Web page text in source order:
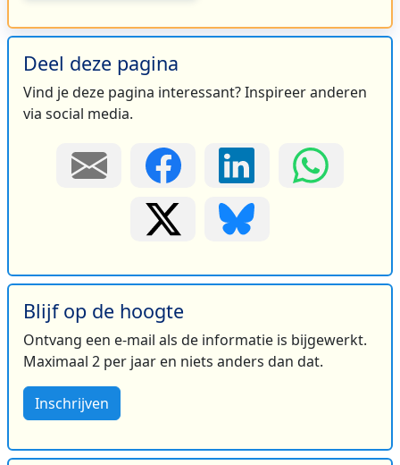
Deel deze pagina
Vind je deze pagina interessant? Inspireer anderen
via social media.
Blijf op de hoogte
Ontvang een e-mail als de informatie is bijgewerkt.
Maximaal 2 per jaar en niets anders dan dat.
Inschrijven